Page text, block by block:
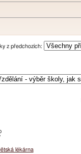
z předchozích:
lékárna